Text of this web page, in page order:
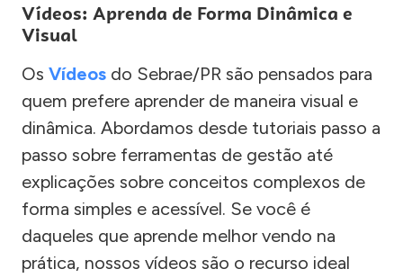
Vídeos: Aprenda de Forma Dinâmica e
Visual
Os Vídeos do Sebrae/PR são pensados para
quem prefere aprender de maneira visual e
dinâmica. Abordamos desde tutoriais passo a
passo sobre ferramentas de gestão até
explicações sobre conceitos complexos de
forma simples e acessível. Se você é
daqueles que aprende melhor vendo na
prática, nossos vídeos são o recurso ideal